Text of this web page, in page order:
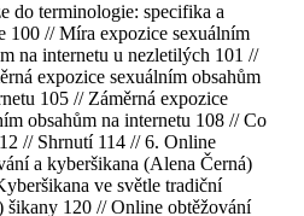
do terminologie: specifika a
100 // Míra expozice sexuálním
na internetu u nezletilých 101 //
expozice sexuálním obsahům
105 // Záměrná expozice
obsahům na internetu 108 // Co
// Shrnutí 114 // 6. Online
a kyberšikana (Alena Černá)
ve světle tradiční
šikany 120 // Online obtěžování